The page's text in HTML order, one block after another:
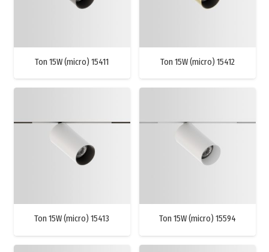
Ton 15W (micro) 15411 Ton 15W (micro) 15412
Ton 15W (micro) 15413 Ton 15W (micro) 15594